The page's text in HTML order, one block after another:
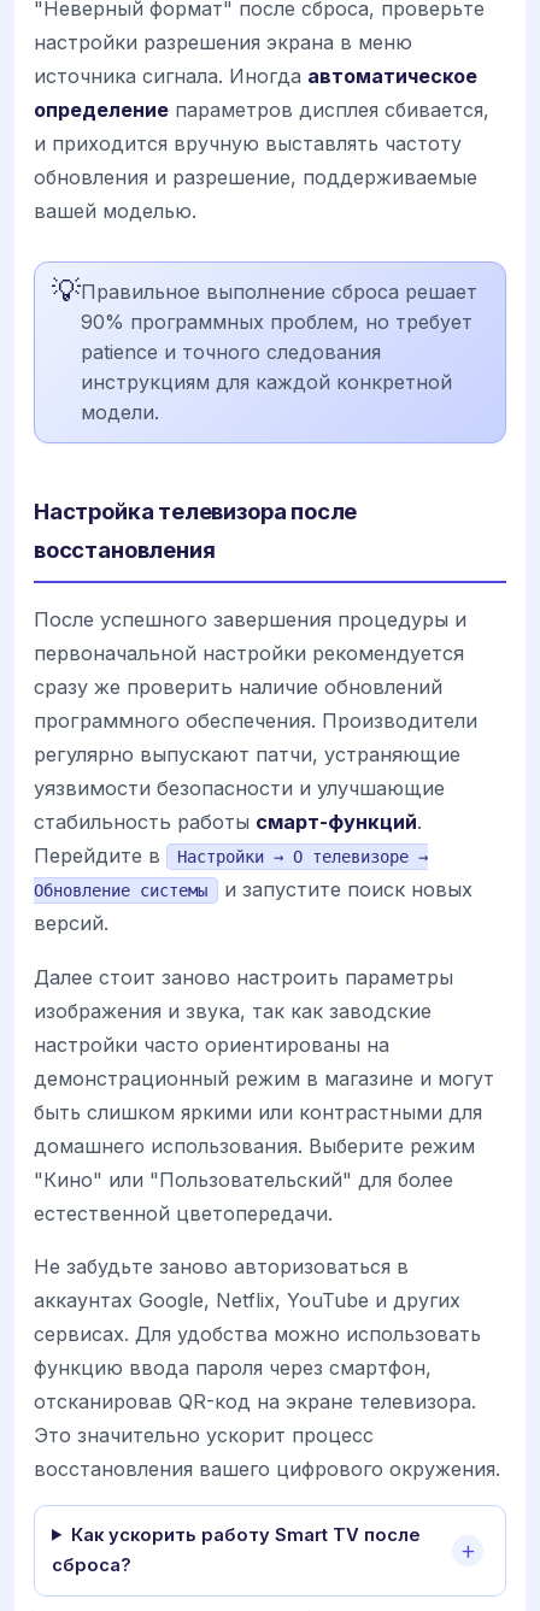
"Неверный формат" после сброса, проверьте
настройки разрешения экрана в меню
источника сигнала. Иногда автоматическое
определение параметров дисплея сбивается,
и приходится вручную выставлять частоту
обновления и разрешение, поддерживаемые
вашей моделью.
💡Правильное выполнение сброса решает
90% программных проблем, но требует
patience и точного следования
инструкциям для каждой конкретной
модели.
Настройка телевизора после
восстановления
После успешного завершения процедуры и
первоначальной настройки рекомендуется
сразу же проверить наличие обновлений
программного обеспечения. Производители
регулярно выпускают патчи, устраняющие
уязвимости безопасности и улучшающие
стабильность работы смарт-функций.
Перейдите в
Настройки → О телевизоре →
Обновление системы
и запустите поиск новых
версий.
Далее стоит заново настроить параметры
изображения и звука, так как заводские
настройки часто ориентированы на
демонстрационный режим в магазине и могут
быть слишком яркими или контрастными для
домашнего использования. Выберите режим
"Кино" или "Пользовательский" для более
естественной цветопередачи.
Не забудьте заново авторизоваться в
аккаунтах Google, Netflix, YouTube и других
сервисах. Для удобства можно использовать
функцию ввода пароля через смартфон,
отсканировав QR-код на экране телевизора.
Это значительно ускорит процесс
восстановления вашего цифрового окружения.
Как ускорить работу Smart TV после
сброса?